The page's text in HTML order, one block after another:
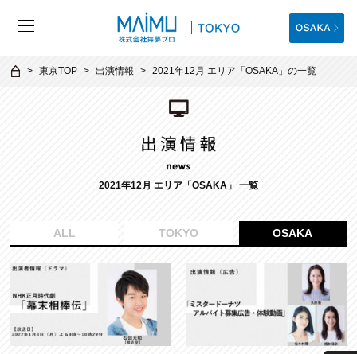
東京TOP 出演情報 2021年12月 エリア「OSAKA」の一覧
2021年12月 エリア「OSAKA」 一覧
ALL TOKYO OSAKA